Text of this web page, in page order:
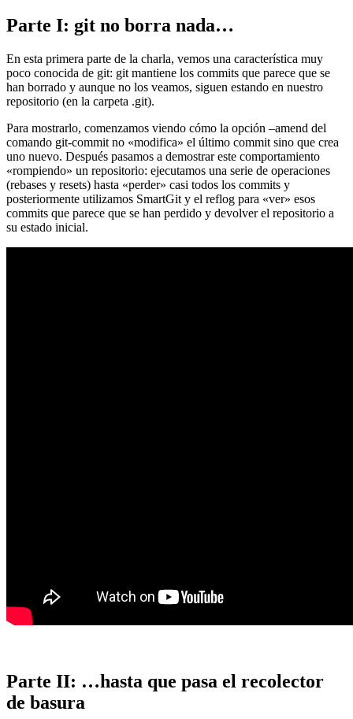
Parte I: git no borra nada…
En esta primera parte de la charla, vemos una característica muy
poco conocida de git: git mantiene los commits que parece que se
han borrado y aunque no los veamos, siguen estando en nuestro
repositorio (en la carpeta .git).
Para mostrarlo, comenzamos viendo cómo la opción –amend del
comando git-commit no «modifica» el último commit sino que crea
uno nuevo. Después pasamos a demostrar este comportamiento
«rompiendo» un repositorio: ejecutamos una serie de operaciones
(rebases y resets) hasta «perder» casi todos los commits y
posteriormente utilizamos SmartGit y el reflog para «ver» esos
commits que parece que se han perdido y devolver el repositorio a
su estado inicial.
Parte II: …hasta que pasa el recolector
de basura